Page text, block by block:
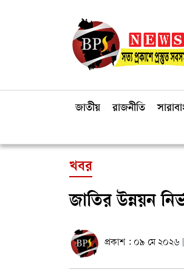
জাতীয় রাজনীতি
খবর
জাতির উন্নয়ন
প্রকাশ : ০৯ মে ২০২৬